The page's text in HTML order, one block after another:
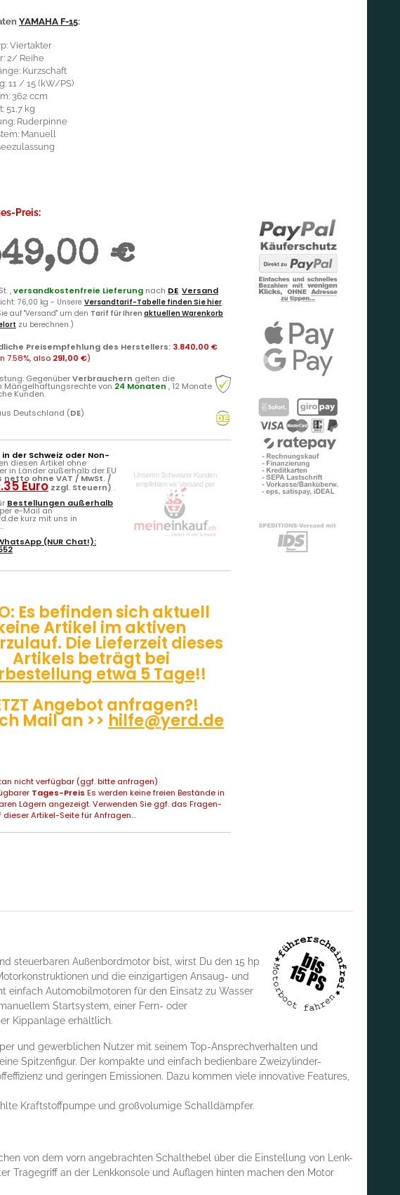
YAMAHA F-15:
Viertakter
2/ Reihe
Kurzschaft
11 / 15 (kW/PS)
362 ccm
51,7 kg
Ruderpinne
Manuell
Preis:
€
,versandkostenfreie Lieferung nach DE.Versand
76,00 kg - UnsereVersandtarif-Tabelle finden Sie hier.
auf "Versand" um den Tarif für Ihren aktuellen Warenkorb
zu berechnen.)
Preisempfehlung des Herstellers: 3.840,00 €
7.58%, also 291,00 €)
GegenüberVerbrauchern gelten die
Mängelhaftungsrechte von 24 Monaten , 12 Monate
Kunden.
Deutschland (DE)
in der Schweiz oder Non-
diesen Artikel ohne
in Länder außerhalb der EU
netto ohne VAT / MwSt. /
Euro zzgl. Steuern) .
Bestellungen außerhalb
e-Mail an
kurz mit uns in
(NUR Chat!):
Es befinden sich aktuell
Artikel im aktiven
Die Lieferzeit dieses
Artikels beträgt bei
etwa 5 Tage!!
Angebot anfragen?!
Mail an >> hilfe@yerd.de
nicht verfügbar (ggf. bitte anfragen)
Tages-Preis Es werden keine freien Bestände in
Lägern angezeigt. Verwenden Sie ggf. das Fragen-
dieser Artikel-Seite für Anfragen...
steuerbaren Außenbordmotor bist, wirst Du den 15 hp
und die einzigartigen Ansaug- und
einfach Automobilmotoren für den Einsatz zu Wasser
Startsystem, einer Fern- oder
Kippanlage erhältlich.
und gewerblichen Nutzer mit seinem Top-Ansprechverhalten und
Spitzenfigur. Der kompakte und einfach bedienbare Zweizylinder-
und geringen Emissionen. Dazu kommen viele innovative Features,
Kraftstoffpumpe und großvolumige Schalldämpfer.
von dem vorn angebrachten Schalthebel über die Einstellung von Lenk-
Tragegriff an der Lenkkonsole und Auflagen hinten machen den Motor